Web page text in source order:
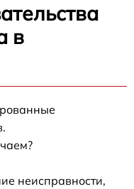
в
неисправности,